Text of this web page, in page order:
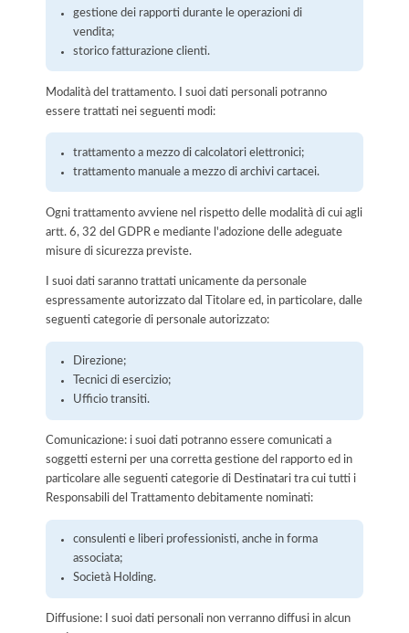
gestione dei rapporti durante le operazioni di
vendita;
storico fatturazione clienti.
Modalità del trattamento. I suoi dati personali potranno
essere trattati nei seguenti modi:
trattamento a mezzo di calcolatori elettronici;
trattamento manuale a mezzo di archivi cartacei.
Ogni trattamento avviene nel rispetto delle modalità di cui agli
artt. 6, 32 del GDPR e mediante l'adozione delle adeguate
misure di sicurezza previste.
I suoi dati saranno trattati unicamente da personale
espressamente autorizzato dal Titolare ed, in particolare, dalle
seguenti categorie di personale autorizzato:
Direzione;
Tecnici di esercizio;
Ufficio transiti.
Comunicazione: i suoi dati potranno essere comunicati a
soggetti esterni per una corretta gestione del rapporto ed in
particolare alle seguenti categorie di Destinatari tra cui tutti i
Responsabili del Trattamento debitamente nominati:
consulenti e liberi professionisti, anche in forma
associata;
Società Holding.
Diffusione: I suoi dati personali non verranno diffusi in alcun